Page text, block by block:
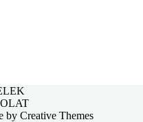
by Creative Themes